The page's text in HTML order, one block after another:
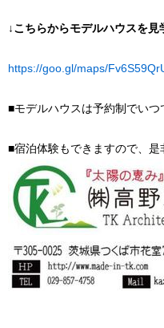
↓こちらからモデルハウスを見
https://goo.gl/maps/
■モデルハウスは予約制でい
■宿泊体験もできますので、